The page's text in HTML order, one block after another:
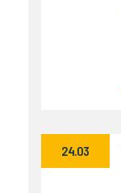
24.03